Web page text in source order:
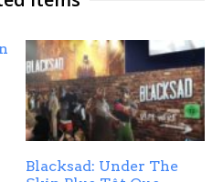
Blacksad: Under The